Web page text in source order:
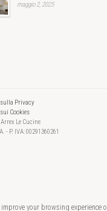
maggio 2, 2025
Privacy
Cookies
Le Cucine
- P. IVA: 00291360261
your browsing